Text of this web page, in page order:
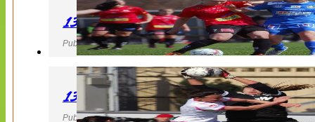
130427 LB 07 – QBIK
Publicerad 27 April 2013, 22:40
130427 IF Limhamn Bunkeflo – QBIK
Publicerad 27 April 2013, 21:10